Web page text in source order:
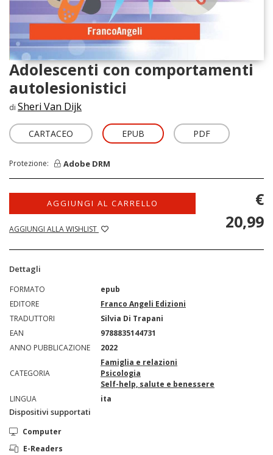
Adolescenti con comportamenti
autolesionistici
di Sheri Van Dijk
CARTACEO EPUB PDF
Protezione: Adobe DRM
AGGIUNGI AL CARRELLO
AGGIUNGI ALLA WISHLIST
€
20,99
Dettagli
FORMATO
epub
EDITORE
Franco Angeli Edizioni
TRADUTTORI
Silvia Di Trapani
EAN
9788835144731
ANNO PUBBLICAZIONE
2022
CATEGORIA
Famiglia e relazioni
Psicologia
Self-help, salute e benessere
LINGUA
ita
Dispositivi supportati
Computer
E-Readers